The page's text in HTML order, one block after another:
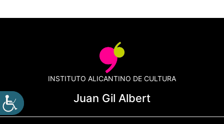
INSTITUTO ALICANTINO DE CULTURA
Juan Gil Albert